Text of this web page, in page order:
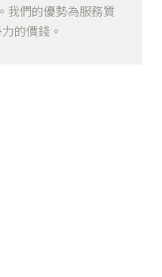
我們的優勢為服務質
的價錢。